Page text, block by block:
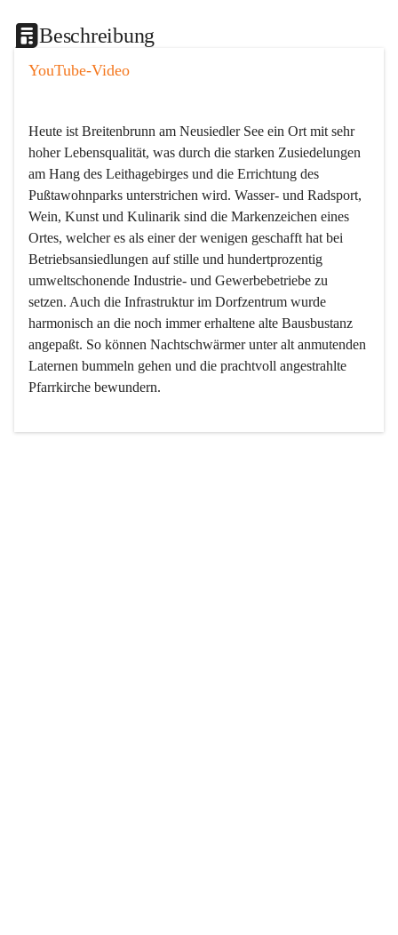
Beschreibung
YouTube-Video
Heute ist Breitenbrunn am Neusiedler See ein Ort mit sehr
hoher Lebensqualität, was durch die starken Zusiedelungen
am Hang des Leithagebirges und die Errichtung des
Pußtawohnparks unterstrichen wird. Wasser- und Radsport,
Wein, Kunst und Kulinarik sind die Markenzeichen eines
Ortes, welcher es als einer der wenigen geschafft hat bei
Betriebsansiedlungen auf stille und hundertprozentig
umweltschonende Industrie- und Gewerbebetriebe zu
setzen. Auch die Infrastruktur im Dorfzentrum wurde
harmonisch an die noch immer erhaltene alte Bausbustanz
angepaßt. So können Nachtschwärmer unter alt anmutenden
Laternen bummeln gehen und die prachtvoll angestrahlte
Pfarrkirche bewundern.
Der Weinbau dominert heute nicht mehr, ist aber integrativer